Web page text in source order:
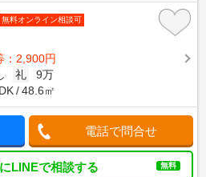
無料オンライン相談可
：2,900円
礼
9万
48.6㎡
電話で問合せ
LINEで相談する 無料